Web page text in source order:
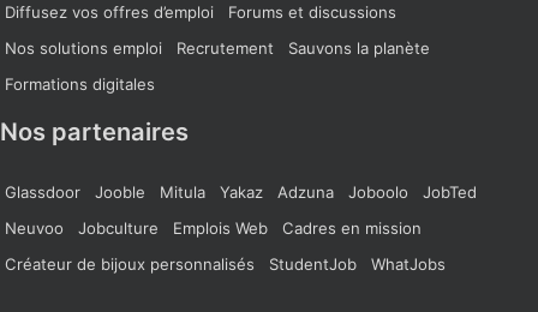
Diffusez vos offres d’emploi
Forums et discussions
Nos solutions emploi
Recrutement
Sauvons la planète
Formations digitales
Nos partenaires
Glassdoor Jooble Mitula Yakaz Adzuna Joboolo
JobTed
Neuvoo
Jobculture Emplois Web
Cadres en mission
Créateur de bijoux personnalisés
StudentJob WhatJobs